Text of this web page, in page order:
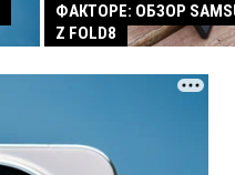
ФАКТОРЕ: ОБЗОР
Z FOLD8